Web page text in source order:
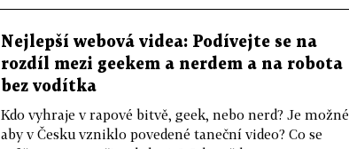
Nejlepší webová videa: Podívejte se na
rozdíl mezi geekem a nerdem a na robota
bez vodítka
Kdo vyhraje v rapové bitvě, geek, nebo nerd? Je možné,
aby v Česku vzniklo povedené taneční video? Co se